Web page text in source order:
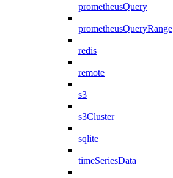
prometheusQuery
prometheusQueryRange
redis
remote
s3
s3Cluster
sqlite
timeSeriesData